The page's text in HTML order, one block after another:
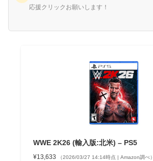
応援クリックお願いします！
WWE 2K26 (輸入版:北米) – PS5
¥13,633 （2026/03/27 14:14時点 | Amazon調べ）